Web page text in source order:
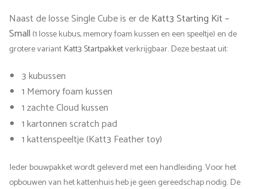
Naast de losse Single Cube is er deKatt3 Starting Kit –
Small (1 losse kubus, memory foam kussen en een speeltje) en de
grotere variantKatt3 Startpakketverkrijgbaar. Deze bestaat uit:
3 kubussen
1 Memory foam kussen
1 zachte Cloud kussen
1 kartonnen scratch pad
1 kattenspeeltje (Katt3 Feather toy)
Ieder bouwpakket wordt geleverd met een handleiding. Voor het
opbouwen van het kattenhuis heb je geen gereedschap nodig. De